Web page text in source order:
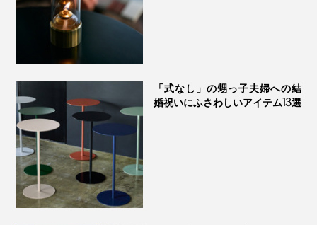
「式なし」の甥っ子夫婦への結
婚祝いにふさわしいアイテム13選